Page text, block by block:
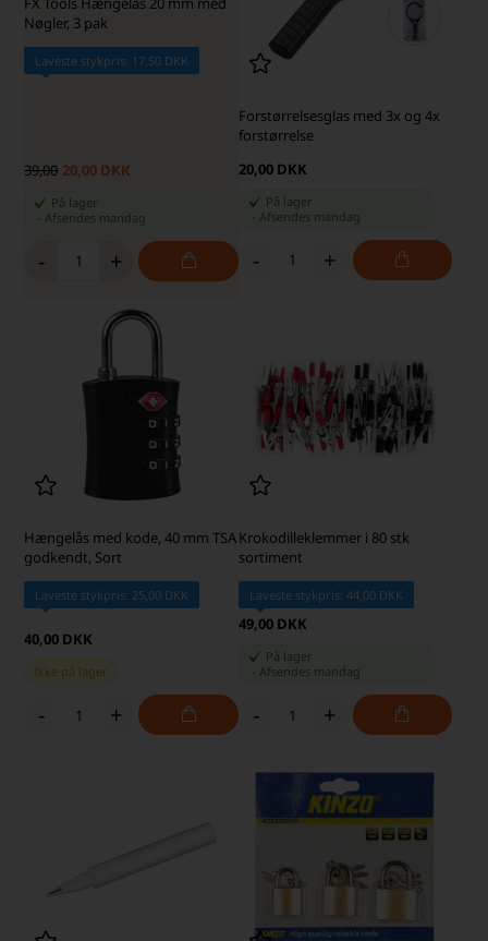
Nøgler, 3 pak
Laveste stykpris: 17,50 DKK
39,00 20,00 DKK
På lager
Afsendes mandag
- +
Forstørrelsesglas med 3x og 4x
forstørrelse
20,00 DKK
På lager
Afsendes mandag
- +
Hængelås med kode, 40 mm TSA
godkendt, Sort
Laveste stykpris: 25,00 DKK
40,00 DKK
Ikke på lager
- +
Krokodilleklemmer i 80 stk
sortiment
Laveste stykpris: 44,00 DKK
49,00 DKK
På lager
Afsendes mandag
- +